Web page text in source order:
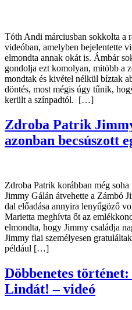
Tóth Andi márciusban sokkolta a
videóban, amelyben bejelentette
elmondta annak okát is. Ámbár
gondolja ezt komolyan, mitöbb a
mondtak és kivétel nélkül bíztak
döntés, most mégis úgy tűnik,
került a színpadtól. […]
Zdroba Patrik
azonban becsúszott
Zdroba Patrik korábban még
Jimmy Gálán átvehette a Zámbó
dal előadása annyira lenyűgöző
Marietta meghívta őt az
elmondta, hogy Jimmy családja
Jimmy fiai személyesen
például […]
Döbbenetes
Lindát! – videó